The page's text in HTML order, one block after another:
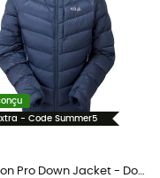
- Code Summer5
Glaceon Pro Down Jacket - Doudoune homme